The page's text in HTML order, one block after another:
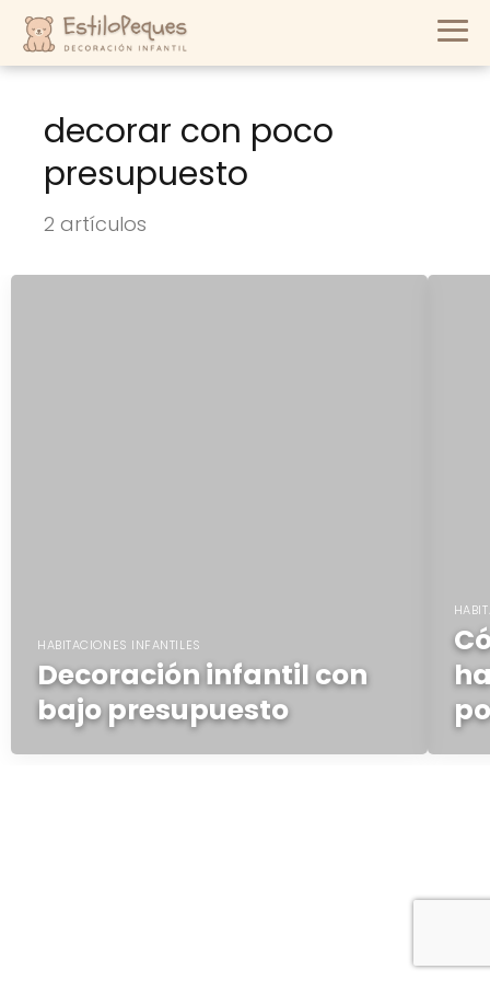
decorar con poco
presupuesto
2 artículos
HABITACIONES INFANTILES
Decoración infantil con
bajo presupuesto